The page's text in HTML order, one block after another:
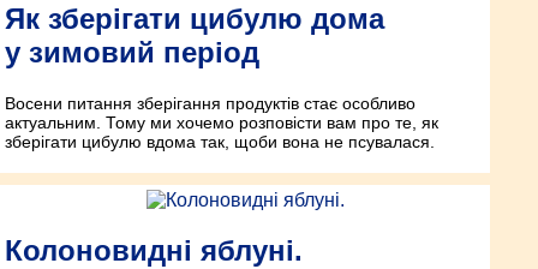
Як зберігати цибулю дома
у зимовий період
Восени питання зберігання продуктів стає особливо
актуальним. Тому ми хочемо розповісти вам про те, як
зберігати цибулю вдома так, щоби вона не псувалася.
Колоновидні яблуні.